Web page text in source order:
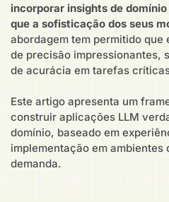
incorporar insights de
que a sofisticação dos seus
abordagem tem permitido
de precisão impressionantes,
de acurácia em tarefas
Este artigo apresenta um
construir aplicações LLM
domínio, baseado em
implementação em ambientes
demanda.